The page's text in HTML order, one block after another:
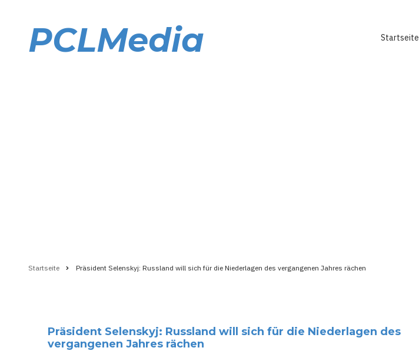
PCLMedia Startseite
Startseite Präsident Selenskyj: Russland will sich für die Niederlagen des vergangenen Jahres rächen
Präsident Selenskyj: Russland will sich für die Niederlagen des
vergangenen Jahres rächen